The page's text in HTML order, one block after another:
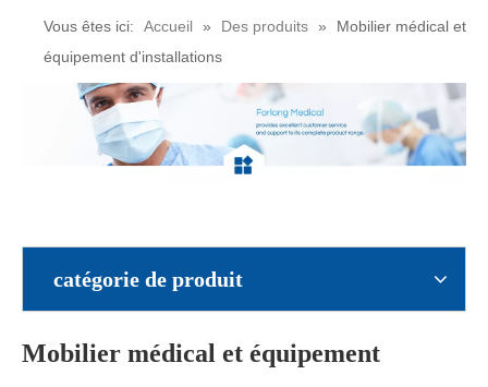
Vous êtes ici: Accueil » Des produits »
Mobilier médical et
équipement d'installations
catégorie de produit
Mobilier médical et équipement